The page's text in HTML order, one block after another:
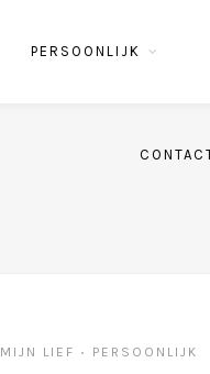
PERSOONLIJK
MIJN LIEF • PERSOONLIJK